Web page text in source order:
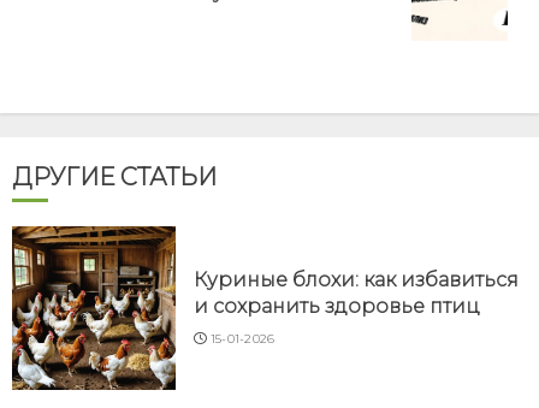
ДРУГИЕ СТАТЬИ
Куриные блохи: как избавиться
и сохранить здоровье птиц
15-01-2026